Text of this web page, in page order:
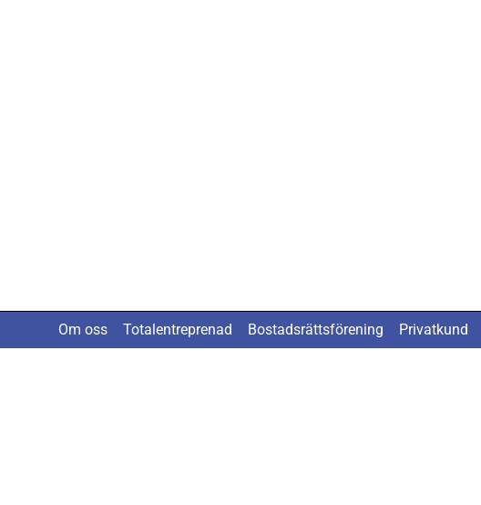
Om oss Totalentreprenad Bostadsrättsförening Privatkund